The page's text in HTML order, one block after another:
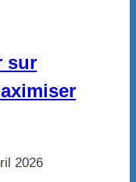
sur
2026